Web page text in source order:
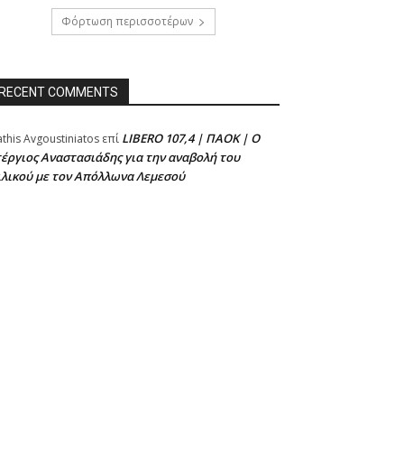
Φόρτωση περισσοτέρων
COMMENTS
Avgoustiniatos επί LIBERO 107,4 | ΠΑΟΚ | Ο
Αναστασιάδης για την αναβολή του
με τον Απόλλωνα Λεμεσού